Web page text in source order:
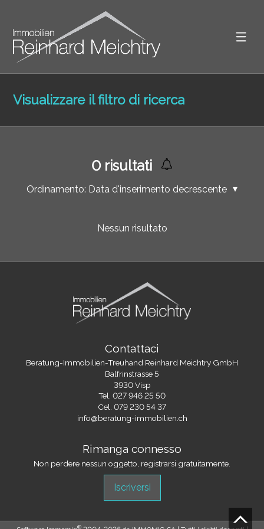
Visualizzare il filtro di ricerca
0risultati
Ordinamento: Data d'inserimento decrescente
Nessun risultato
Contattaci
Beratung-Immobilien-Treuhand Reinhard Meichtry GmbH
Balfrinstrasse 5
3930 Visp
Tel. 027 946 25 50
Cel. 079 230 54 37
info@beratung-immobilien.ch
Rimanga connesso
Non perdere nessun oggetto, registrarsi gratuitamente.
Iscriversi
®